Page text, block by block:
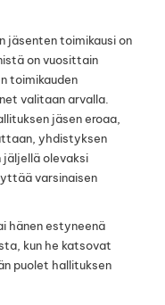
jäsenten toimikausi on
on vuosittain
toimikauden
valitaan arvalla.
jäsen eroaa,
yhdistyksen
jäljellä olevaksi
varsinaisen
hänen estyneenä
kun he katsovat
puolet hallituksen